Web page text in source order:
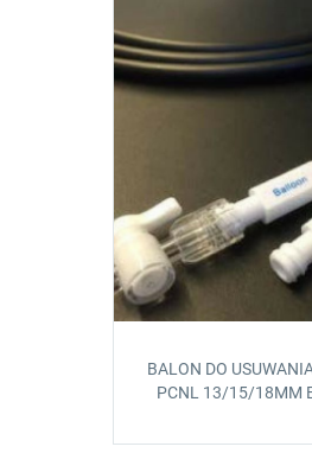
BALON DO
PCNL 13/15/18MM